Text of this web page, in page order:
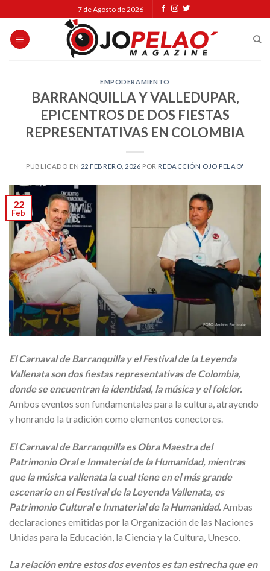
to
content
7 de Agosto de 2026
EMPODERAMIENTO
BARRANQUILLA Y VALLEDUPAR,
EPICENTROS DE DOS FIESTAS
REPRESENTATIVAS EN COLOMBIA
PUBLICADO EN 22 FEBRERO, 2026 POR REDACCIÓN OJO PELAO'
22
Feb
El Carnaval de Barranquilla y el Festival de la Leyenda
Vallenata son dos fiestas representativas de Colombia,
donde se encuentran la identidad, la música y el folclor.
Ambos eventos son fundamentales para la cultura, atrayendo
y honrando la tradición como elementos conectores.
El Carnaval de Barranquilla es Obra Maestra del
Patrimonio Oral e Inmaterial de la Humanidad, mientras
que la música vallenata la cual tiene en el más grande
escenario en el Festival de la Leyenda Vallenata, es
Patrimonio Cultural e Inmaterial de la Humanidad. Ambas
declaraciones emitidas por la Organización de las Naciones
Unidas para la Educación, la Ciencia y la Cultura, Unesco.
La relación entre estos dos eventos es tan estrecha que en